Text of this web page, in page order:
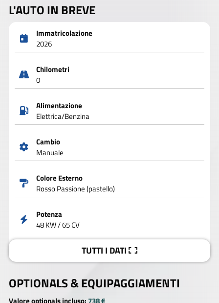
L'AUTO IN BREVE
Immatricolazione
2026
Chilometri
0
Alimentazione
Elettrica/Benzina
Cambio
Manuale
Colore Esterno
Rosso Passione (pastello)
Potenza
48 KW / 65 CV
TUTTI I DATI
OPTIONALS &EQUIPAGGIAMENTI
Valore optionals incluso: 738 €